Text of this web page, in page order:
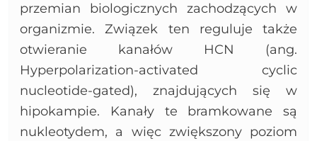
przemian biologicznych zachodzących w
organizmie. Związek ten reguluje także
otwieranie kanałów HCN (ang.
Hyperpolarization-activated cyclic
nucleotide-gated), znajdujących się w
hipokampie. Kanały te bramkowane są
nukleotydem, a więc zwiększony poziom